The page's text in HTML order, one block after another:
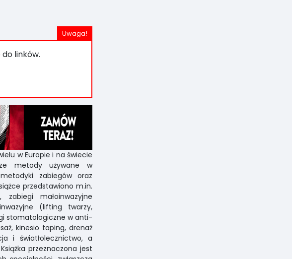
linków.
w Europie i na świecie
metody używane w
zabiegów oraz
przedstawiono m.in.
małoinwazyjne
(lifting twarzy,
stomatologiczne w anti-
kinesio taping, drenaż
i światłolecznictwo, a
przeznaczona jest